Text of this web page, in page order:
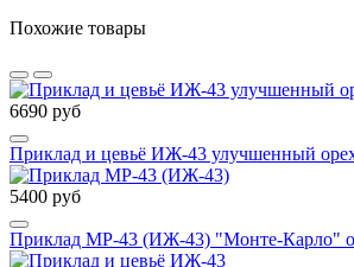
Похожие товары
6690 руб
Приклад и цевьё ИЖ-43 улучшенный
5400 руб
Приклад МР-43 (ИЖ-43) "Монте-Карло"